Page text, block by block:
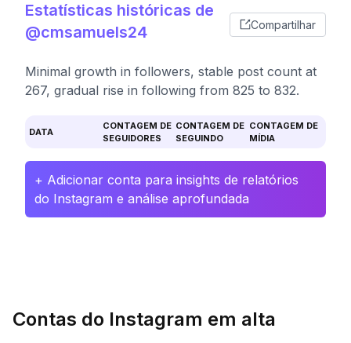
Estatísticas históricas de
@cmsamuels24
Compartilhar
Minimal growth in followers, stable post count at
267, gradual rise in following from 825 to 832.
DATA
CONTAGEM DE
SEGUIDORES
CONTAGEM DE
SEGUINDO
CONTAGEM DE
MÍDIA
+ Adicionar conta para insights de relatórios
do Instagram e análise aprofundada
Contas do Instagram em alta